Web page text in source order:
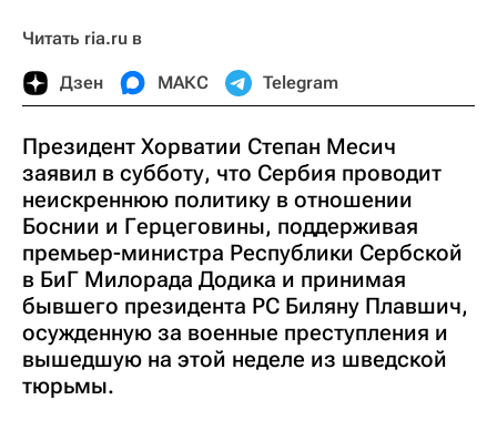
Читать ria.ru в
Дзен МАКС Telegram
Президент Хорватии Степан Месич
заявил в субботу, что Сербия проводит
неискреннюю политику в отношении
Боснии и Герцеговины, поддерживая
премьер-министра Республики Сербской
в БиГ Милорада Додика и принимая
бывшего президента РС Биляну Плавшич,
осужденную за военные преступления и
вышедшую на этой неделе из шведской
тюрьмы.